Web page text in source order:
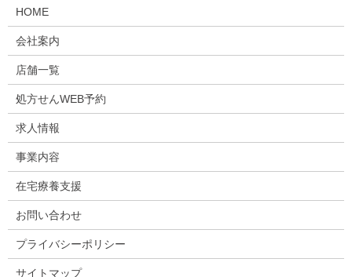
HOME
会社案内
店舗一覧
処方せんWEB予約
求人情報
事業内容
在宅療養支援
お問い合わせ
プライバシーポリシー
サイトマップ